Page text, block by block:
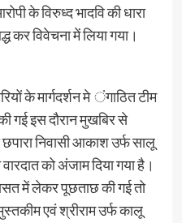
के विरुध्द भादवि की धारा
विवेचना में लिया गया।
के मार्गदर्शन मे ंगाठित टीम
गई इस दौरान मुखबिर से
निवासी आकाश उर्फ सालू
को अंजाम दिया गया है।
में लेकर पूछताछ की गई तो
एवं श्रीराम उर्फ कालू